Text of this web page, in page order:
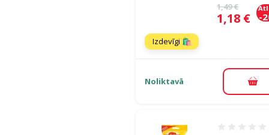
Oriģinālā
1,49 €
Cena
1,18 € -
Izdevīgi 🛍️
Noliktavā